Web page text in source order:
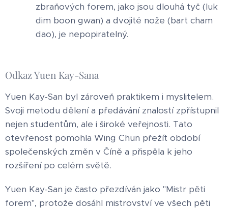
zbraňových forem, jako jsou dlouhá tyč (luk
dim boon gwan) a dvojité nože (bart cham
dao), je nepopiratelný.
Odkaz Yuen Kay-Sana
Yuen Kay-San byl zároveň praktikem i myslitelem.
Svoji metodu dělení a předávání znalostí zpřístupnil
nejen studentům, ale i široké veřejnosti. Tato
otevřenost pomohla Wing Chun přežít období
společenských změn v Číně a přispěla k jeho
rozšíření po celém světě.
Yuen Kay-San je často přezdíván jako "Mistr pěti
forem", protože dosáhl mistrovství ve všech pěti